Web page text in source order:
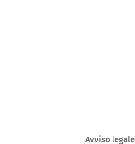
Avviso legale